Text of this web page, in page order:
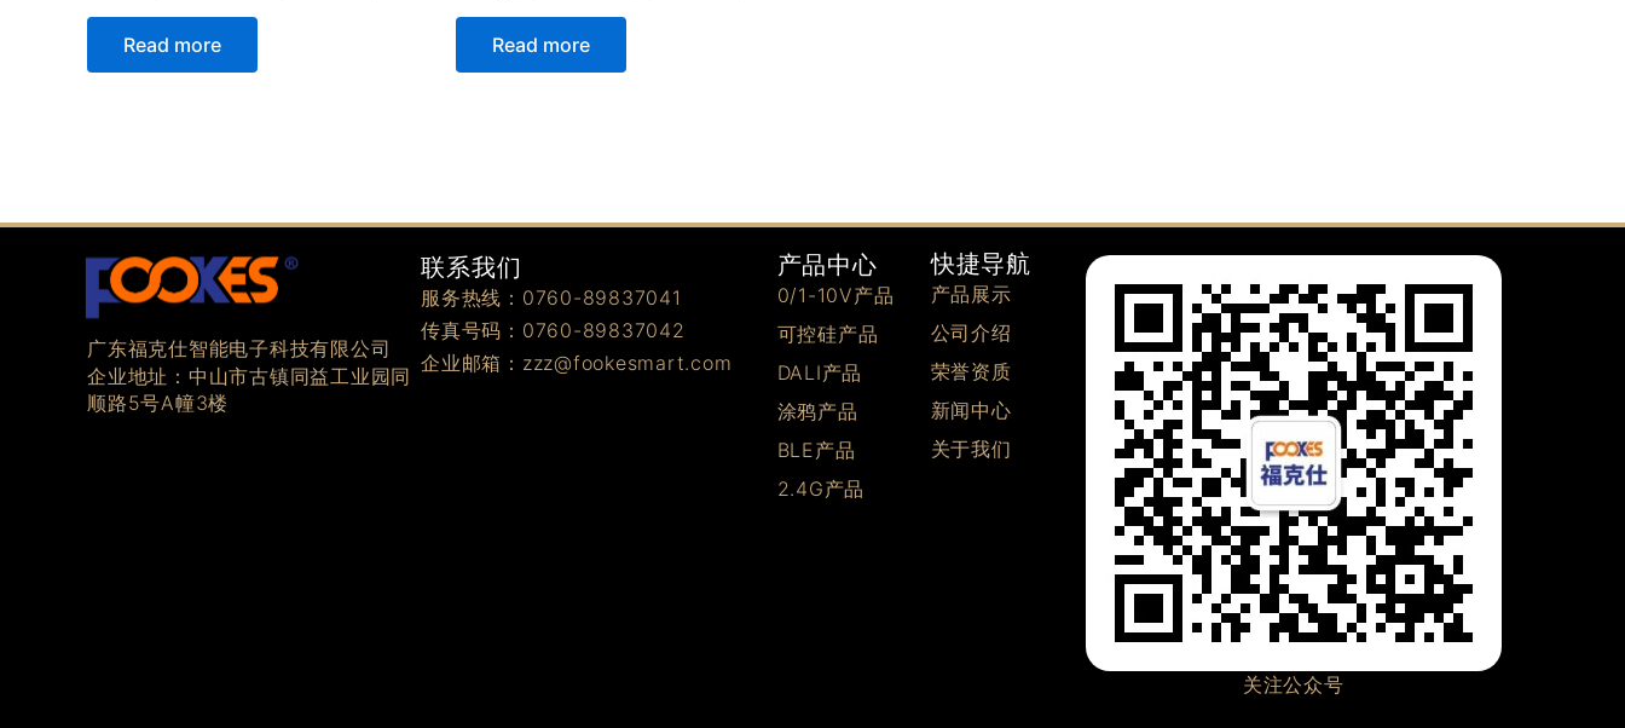
Read more Read more
广东福克仕智能电子科技有限公司
企业地址：中山市古镇同益工业园同
顺路5号A幢3楼
联系我们
服务热线：0760-89837041
传真号码：0760-89837042
企业邮箱：zzz@fookesmart.com
产品中心
0/1-10V产品
可控硅产品
DALI产品
涂鸦产品
BLE产品
2.4G产品
快捷导航
产品展示
公司介绍
荣誉资质
新闻中心
关于我们
关注公众号